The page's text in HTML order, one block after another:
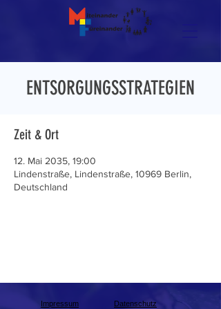
ENTSORGUNGSSTRATEGIEN
Zeit & Ort
12. Mai 2035, 19:00
Lindenstraße, Lindenstraße, 10969 Berlin,
Deutschland
Impressum Datenschutz